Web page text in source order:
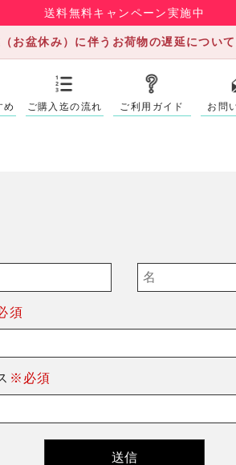
送料無料キャンペーン実施中
お盆休み）に伴うお荷物の遅延につい
め ご購入迄の流れ ご利用ガイド お問
須
※必須